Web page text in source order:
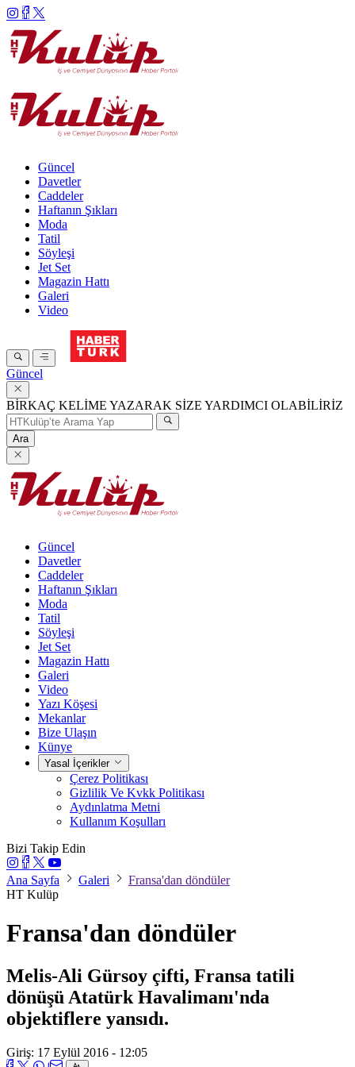
Güncel
Davetler
Caddeler
Haftanın Şıkları
Moda
Tatil
Söyleşi
Jet Set
Magazin Hattı
Galeri
Video
Güncel
BİRKAÇ KELİME YAZARAK SİZE YARDIMCI OLABİLİRİZ
Ara
Güncel
Davetler
Caddeler
Haftanın Şıkları
Moda
Tatil
Söyleşi
Jet Set
Magazin Hattı
Galeri
Video
Yazı Köşesi
Mekanlar
Bize Ulaşın
Künye
Yasal İçerikler
Çerez Politikası
Gizlilik Ve Kvkk Politikası
Aydınlatma Metni
Kullanım Koşulları
Bizi Takip Edin
Ana Sayfa Galeri
Fransa'dan döndüler
HT Kulüp
Fransa'dan döndüler
Melis-Ali Gürsoy çifti, Fransa tatili
dönüşü Atatürk Havalimanı'nda
objektiflere yansıdı.
Giriş: 17 Eylül 2016 - 12:05